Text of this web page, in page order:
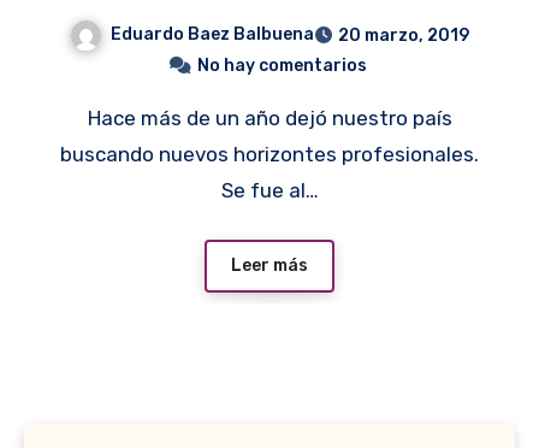
Eduardo Baez Balbuena
20 marzo, 2019
No hay comentarios
Hace más de un año dejó nuestro país
buscando nuevos horizontes profesionales.
Se fue al…
Leer más